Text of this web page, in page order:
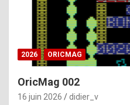
2026 ORICMAG
OricMag 002
16 juin 2026 didier_v